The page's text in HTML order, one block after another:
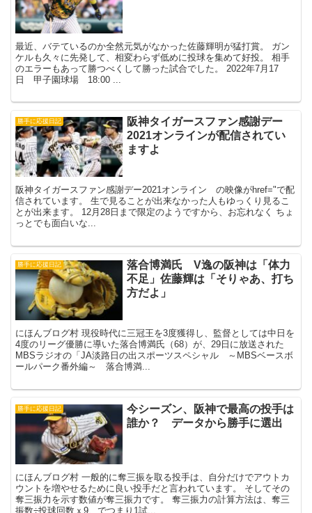
最近、バテているのか全然元気がなかった佐藤輝明が猛打賞。 ガン
ケルも久々に先発して、相変わらず低めに投球を集めて好投。 相手
のエラーもあって勝つべくして勝った試合でした。 2022年7月17
日 甲子園球場 18:00 ...
勝手に応援日記
阪神タイガースファン感謝デー
2021オンラインが配信されてい
ますよ
阪神タイガースファン感謝デー2021オンライン の映像がhref="で配
信されています。 生で見ることが出来なかった人もゆっくり見るこ
とが出来ます。 12月28日まで限定のようですから、お忘れなく ちょ
っとでも面白いな...
勝手に応援日記
落合博満氏 V逸の阪神は「体力
不足」佐藤輝は「そりゃあ、打ち
方だよ」
にほんブログ村 現役時代に三冠王を3度獲得し、監督としては中日を
4度のリーグ優勝に導いた落合博満氏（68）が、29日に放送された
MBSラジオの「JA淡路日の出スポーツスペシャル ～MBSベースボ
ールパーク番外編～ 落合博満...
勝手に応援日記
今シーズン、阪神で最高の投手は
誰か？ データから勝手に選出
にほんブログ村 一般的に奪三振を取る投手は、自分だけでアウトカ
ウントを増やせるために良い投手だと言われています。 そしてその
奪三振力を示す数値が奪三振力です。 奪三振力の計算方法は、奪三
振数÷投球回数ｘ9、でつまり1試...